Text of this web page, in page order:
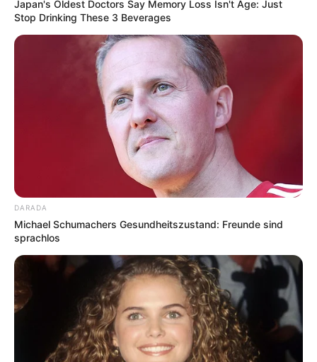
Japan's Oldest Doctors Say Memory Loss Isn't Age: Just
Stop Drinking These 3 Beverages
DARADA
Michael Schumachers Gesundheitszustand: Freunde sind
sprachlos